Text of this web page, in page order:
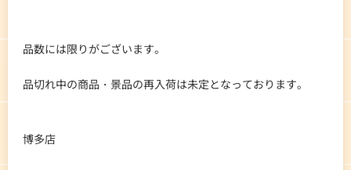
品数には限りがございます。
品切れ中の商品・景品の再入荷は未定となっております。
博多店